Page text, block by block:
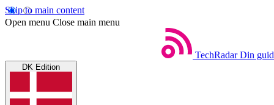
Skip to main content
Open menu Close main menu
TechRadar Din
DK Edition